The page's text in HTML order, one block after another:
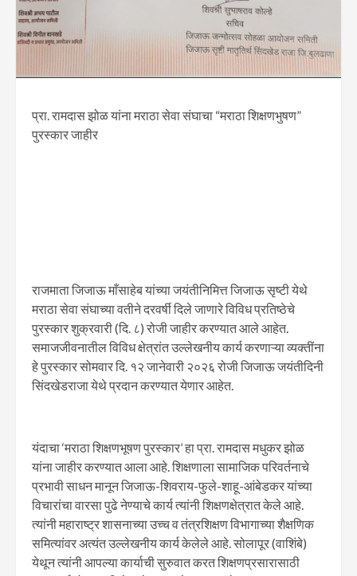
प्रा. रामदास झोळ यांना मराठा सेवा संघाचा “मराठा शिक्षणभुषण”
पुरस्कार जाहीर
राजमाता जिजाऊ माँसाहेब यांच्या जयंतीनिमित्त जिजाऊ सृष्टी येथे
मराठा सेवा संघाच्या वतीने दरवर्षी दिले जाणारे विविध प्रतिष्ठेचे
पुरस्कार शुक्रवारी (दि. ८) रोजी जाहीर करण्यात आले आहेत.
समाजजीवनातील विविध क्षेत्रांत उल्लेखनीय कार्य करणाऱ्या व्यक्तींना
हे पुरस्कार सोमवार दि. १२ जानेवारी २०२६ रोजी जिजाऊ जयंतीदिनी
सिंदखेडराजा येथे प्रदान करण्यात येणार आहेत.
यंदाचा ‘मराठा शिक्षणभूषण पुरस्कार’ हा प्रा. रामदास मधुकर झोळ
यांना जाहीर करण्यात आला आहे. शिक्षणाला सामाजिक परिवर्तनाचे
प्रभावी साधन मानून जिजाऊ-शिवराय-फुले-शाहू-आंबेडकर यांच्या
विचारांचा वारसा पुढे नेण्याचे कार्य त्यांनी शिक्षणक्षेत्रात केले आहे.
त्यांनी महाराष्ट्र शासनाच्या उच्च व तंत्रशिक्षण विभागाच्या शैक्षणिक
समित्यांवर अत्यंत उल्लेखनीय कार्य केलेले आहे. सोलापूर (वाशिंबे)
येथून त्यांनी आपल्या कार्याची सुरुवात करत शिक्षणप्रसारासाठी